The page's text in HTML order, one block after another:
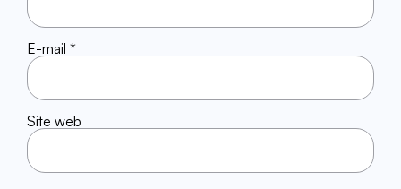
E-mail *
Site web